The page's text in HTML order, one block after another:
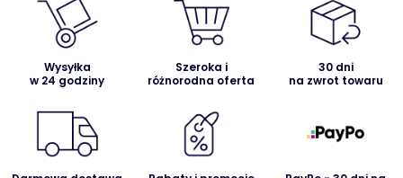
Wysyłka
w 24 godziny
Szeroka i
różnorodna oferta
30 dni
na zwrot towaru